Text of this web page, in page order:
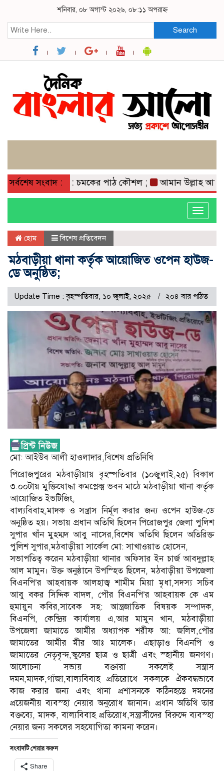
শনিবার, ০৮ অগাস্ট ২০২৬, ০৮:১১ অপরাহ্ন
Search
সর্বশেষ সংবাদ :
কবিতা: চমকের পাঠ কৌশল ; আমান উল্লাহ আমানের
Toggle
হোম বিশেষ প্রতিবেদন
মঠবাড়ীয়া থানা কর্তৃক আয়োজিত ওপেন হাউজ-
ডে অনুষ্ঠিত;
Update Time : বৃহস্পতিবার, ১০ জুলাই, ২০২৫ ২০৪ বার পঠিত
মো: আইউব আলী হাওলাদার,বিশেষ প্রতিনিধি
পিরোজপুরের মঠবাড়ীয়ায় বৃহস্পতিবার (১০জুলাই,২৫) বিকাল
৩.০০টায় মুক্তিযোদ্ধা কমপ্লেক্ম ভবন মাঠে মঠবাড়ীয়া থানা কর্তৃক
আয়োজিত ইভটিজিং,
বাল্যবিবাহ,মাদক ও সন্ত্রাস নির্মূল করার জন্য ওপেন হাউজ-ডে
অনুষ্ঠিত হয়। সভায় প্রধান অতিথি ছিলেন পিরোজপুর জেলা পুলিশ
সুপার খাঁন মুহম্মদ আবু নাসের,বিশেষ অতিথি ছিলেন অতিরিক্ত
পুলিশ সুপার,মঠবাড়ীয়া সার্কেল মো: সাখাওয়াত হোসেন,
সভাপতিত্ব করেন মঠবাড়ীয়া থানার অফিসার ইন চার্জ আবদুল্লাহ
আল মামুন। উক্ত অনুষ্ঠানে উপস্হিত ছিলেন, মঠবাড়ীয়া উপজেলা
বিএনপি’র আহবায়ক আলহাজ্ব শামীম মিয়া মৃধা,সদস্য সচিব
আবু বকর সিদ্দিক বাদল, পৌর বিএনপি’র আহবায়ক কে এম
হুমায়ুন কবির,সাবেক সহ: আন্ত্রজাতিক বিষয়ক সম্পাদক,
বিএনপি, কেন্দ্রিয় কার্যালয় এ,আর মামুন খান, মঠবাড়ীয়া
উপজেলা জামাতে আমীর অধ্যাপক শরীফ আ: জলিল,পৌর
জামাতের আমীর মীর আঃ মালেক। এছাড়াও বিএনপি ও
জামাতের নেতৃবৃন্দ,স্কুলের ছাত্র ও ছাত্রী এবং স্হানীয় জনগণ।
আলোচনা সভায় বক্তারা সকলেই সন্ত্রাস
দমন,মাদক,গাঁজা,বাল্যবিবাহ প্রতিরোধে সকলকে ঐকবদ্ধভাবে
কাজ করার জন্য এবং থানা প্রশাসনকে কঠিনহস্তে দমনের
প্রয়েজনীয় ব্যবস্হা নেয়ার অনুরোধ জানান। প্রধান অতিথি তার
বক্তব্যে, মাদক, বাল্যবিবাহ প্রতিরোধ,সন্ত্রাসীদের বিরুদ্দে ব্যবস্হা
নেয়ার জন্য সকলের সহযোগিতা কামনা করেন।
সংবাদটি শেয়ার করুন
Share